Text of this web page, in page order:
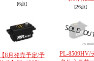
[6点]
[26点]
8月発売予定/予
PL-8509HV/